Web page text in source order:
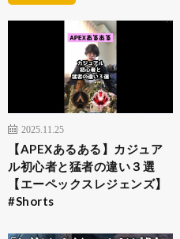
2025.11.25
【APEXあるある】カジュア
ル初心者と猛者の違い３選
【エーペックスレジェンズ】
#Shorts